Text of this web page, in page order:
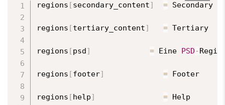
regions [secondary_content] = Secondary
regions [tertiary_content] = Tertiary
regions [psd] = Eine PSD-
regions [footer] = Footer
regions [help] = Help